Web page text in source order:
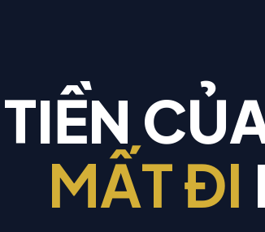
TIỀN
MẤT ĐI